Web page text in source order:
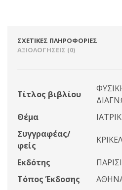
ΣΧΕΤΙΚΈΣ ΠΛΗΡΟΦΟΡΊΕΣ
ΑΞΙΟΛΟΓΉΣΕΙΣ (0)
Τίτλος βιβλίου
Θέμα
Συγγραφέας/
φείς
Εκδότης
Τόπος Έκδοσης